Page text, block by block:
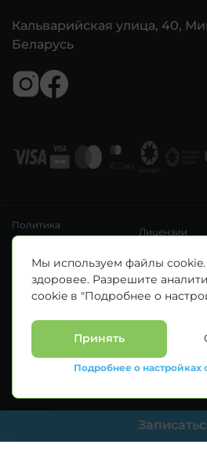
Кальварийская улица, 40,
Беларусь
Политика
конфиденциальности
Лицензии
Зарегистрировано Минским
© Все права защищены 2026. ООО
Материалы, размещенные на данной
должны использовать их в качестве
Определение диагноза и выбор методики
прерогативой вашего лечащего врача! * Цены,
приведены как справочная информация и не
С полным прейскурантом на оказываемые
Мы используем файлы
здоровее. Разрешите
cookie в "Подробнее о
Принять
Подробнее о настройках